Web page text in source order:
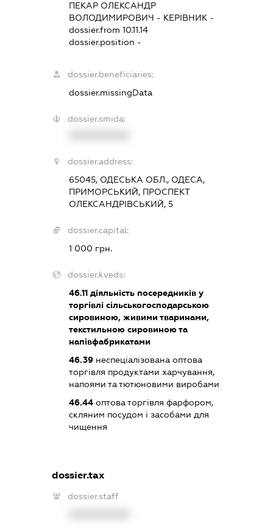
ПЕКАР ОЛЕКСАНДР
ВОЛОДИМИРОВИЧ - КЕРІВНИК -
dossier.from 10.11.14
dossier.position -
dossier.beneficiaries:
dossier.missingData
dossier.smida:
dossier.address:
65045, ОДЕСЬКА ОБЛ., ОДЕСА,
ПРИМОРСЬКИЙ, ПРОСПЕКТ
ОЛЕКСАНДРІВСЬКИЙ, 5
dossier.capital:
1 000 грн.
dossier.kveds:
46.11 діяльність посередників у
торгівлі сільськогосподарською
сировиною, живими тваринами,
текстильною сировиною та
напівфабрикатами
46.39 неспеціалізована оптова
торгівля продуктами харчування,
напоями та тютюновими виробами
46.44 оптова торгівля фарфором,
скляним посудом і засобами для
чищення
dossier.tax
dossier.staff